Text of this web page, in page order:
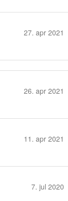
27. apr 2021
26. apr 2021
11. apr 2021
7. jul 2020